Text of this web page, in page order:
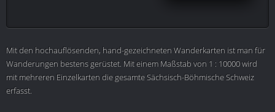
Mit den hochauflösenden, hand-gezeichneten Wanderkarten ist man für
Wanderungen bestens gerüstet. Mit einem Maßstab von 1 : 10000 wird
mit mehreren Einzelkarten die gesamte Sächsisch-Böhmische Schweiz
erfasst.